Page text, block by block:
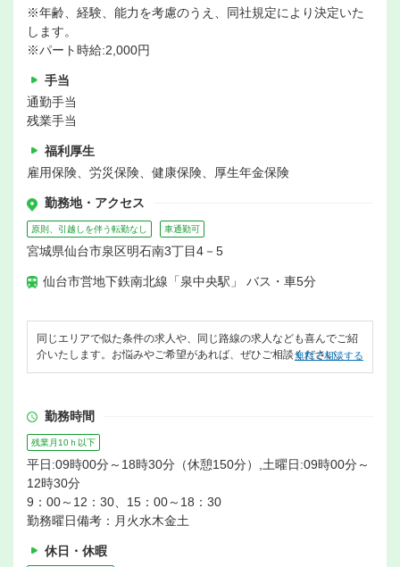
※年齢、経験、能力を考慮のうえ、同社規定により決定いた
します。
※パート時給:2,000円
手当
通勤手当
残業手当
福利厚生
雇用保険、労災保険、健康保険、厚生年金保険
勤務地・アクセス
原則、引越しを伴う転勤なし 車通勤可
宮城県仙台市泉区明石南3丁目4－5
仙台市営地下鉄南北線「泉中央駅」 バス・車5分
同じエリアで似た条件の求人や、同じ路線の求人なども喜んでご紹
介いたします。お悩みやご希望があれば、ぜひご相談ください。
無料で相談する
勤務時間
残業月10ｈ以下
平日:09時00分～18時30分（休憩150分）,土曜日:09時00分～
12時30分
9：00～12：30、15：00～18：30
勤務曜日備考：月火水木金土
休日・休暇